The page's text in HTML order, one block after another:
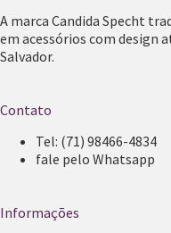
A marca Candida Specht
em acessórios com design
Salvador.
Contato
Tel: (71) 98466-4834
fale pelo Whatsapp
Informações